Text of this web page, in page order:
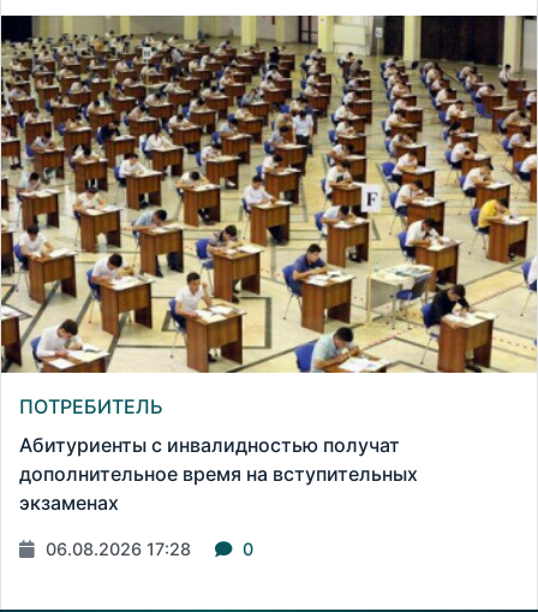
ПОТРЕБИТЕЛЬ
Абитуриенты с инвалидностью получат
дополнительное время на вступительных
экзаменах
06.08.2026 17:28 0